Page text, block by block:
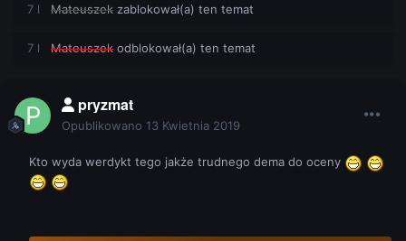
7 l Mateuszek zablokował(a) ten temat
7 l Mateuszek odblokował(a) ten temat
pryzmat
Opublikowano 13 Kwietnia 2019
Kto wyda werdykt tego jakże trudnego dema do oceny